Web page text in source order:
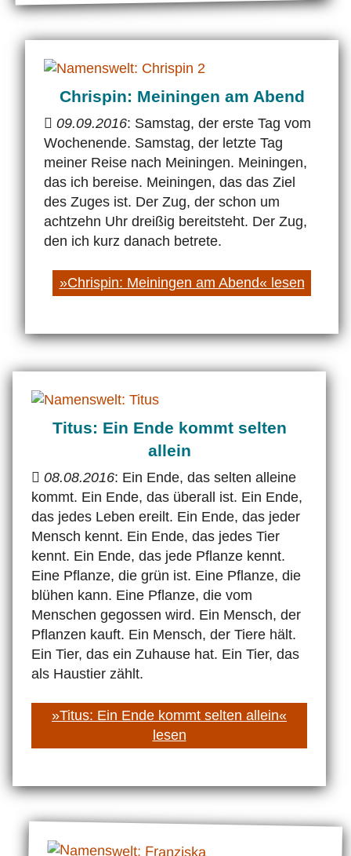
Chrispin: Meiningen am Abend
09.09.2016: Samstag, der erste Tag vom
Wochenende. Samstag, der letzte Tag
meiner Reise nach Meiningen. Meiningen,
das ich bereise. Meiningen, das das Ziel
des Zuges ist. Der Zug, der schon um
achtzehn Uhr dreißig bereitsteht. Der Zug,
den ich kurz danach betrete.
»Chrispin: Meiningen am Abend« lesen
Titus: Ein Ende kommt selten
allein
08.08.2016: Ein Ende, das selten alleine
kommt. Ein Ende, das überall ist. Ein Ende,
das jedes Leben ereilt. Ein Ende, das jeder
Mensch kennt. Ein Ende, das jedes Tier
kennt. Ein Ende, das jede Pflanze kennt.
Eine Pflanze, die grün ist. Eine Pflanze, die
blühen kann. Eine Pflanze, die vom
Menschen gegossen wird. Ein Mensch, der
Pflanzen kauft. Ein Mensch, der Tiere hält.
Ein Tier, das ein Zuhause hat. Ein Tier, das
als Haustier zählt.
»Titus: Ein Ende kommt selten allein«
lesen